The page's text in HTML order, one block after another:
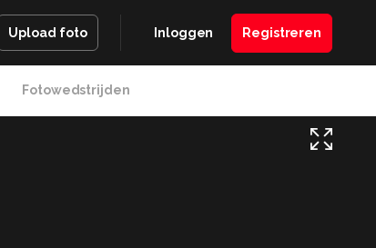
Upload foto Inloggen Registreren
Fotowedstrijden